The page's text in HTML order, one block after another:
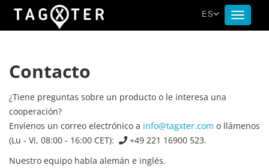
Toggle
ES
Contacto
¿Tiene preguntas sobre un producto o le interesa una
cooperación?
Envíenos un correo electrónico a info@tagxter.com o llámenos
(Lu - Vi, 08:00 - 16:00 CET):
+49 221 16900 523.
Nuestro equipo habla alemán e inglés.